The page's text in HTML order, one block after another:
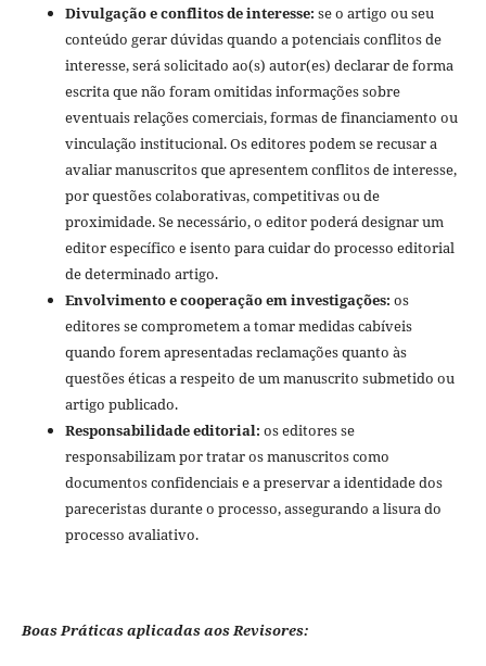
Divulgação e conflitos de interesse: se o artigo ou seu
conteúdo gerar dúvidas quando a potenciais conflitos de
interesse, será solicitado ao(s) autor(es) declarar de forma
escrita que não foram omitidas informações sobre
eventuais relações comerciais, formas de financiamento ou
vinculação institucional. Os editores podem se recusar a
avaliar manuscritos que apresentem conflitos de interesse,
por questões colaborativas, competitivas ou de
proximidade. Se necessário, o editor poderá designar um
editor específico e isento para cuidar do processo editorial
de determinado artigo.
Envolvimento e cooperação em investigações: os
editores se comprometem a tomar medidas cabíveis
quando forem apresentadas reclamações quanto às
questões éticas a respeito de um manuscrito submetido ou
artigo publicado.
Responsabilidade editorial: os editores se
responsabilizam por tratar os manuscritos como
documentos confidenciais e a preservar a identidade dos
pareceristas durante o processo, assegurando a lisura do
processo avaliativo.
Boas Práticas aplicadas aos Revisores: